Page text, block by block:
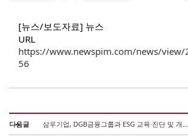
[뉴스/보도자료] 뉴스
URL
https://www.newspim.com/news/view/
56
다음글 삼우기업, DGB금융그룹과 ESG 교육·진단 및 개선과제 도출